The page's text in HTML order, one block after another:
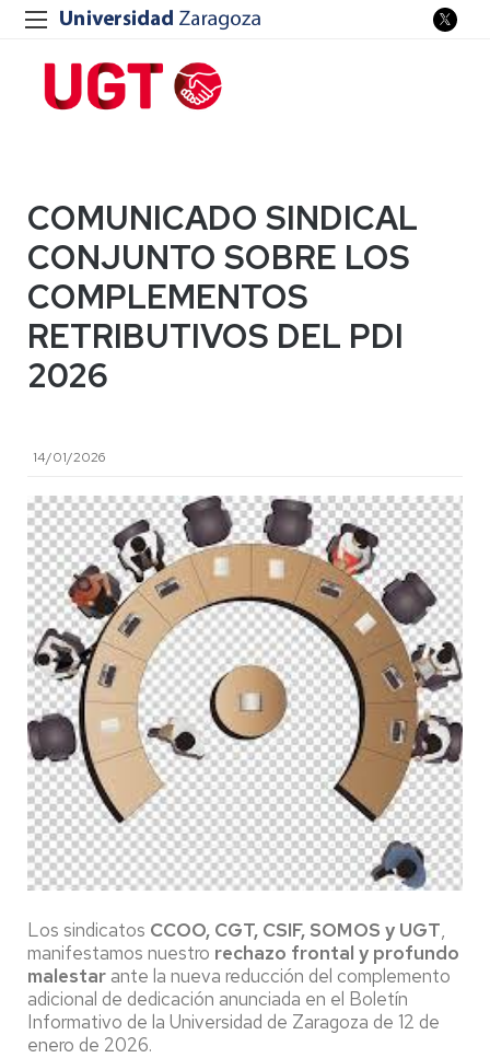
COMUNICADO SINDICAL
CONJUNTO SOBRE LOS
COMPLEMENTOS
RETRIBUTIVOS DEL PDI
2026
14/01/2026
Los sindicatos CCOO, CGT, CSIF, SOMOS y UGT,
manifestamos nuestro rechazo frontal y profundo
malestar ante la nueva reducción del complemento
adicional de dedicación anunciada en el Boletín
Informativo de la Universidad de Zaragoza de 12 de
enero de 2026.